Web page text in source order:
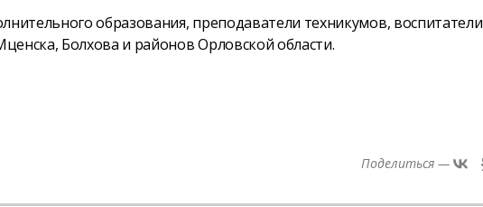
образования, преподаватели техникумов, воспитатели
Болхова и районов Орловской области.
Поделиться —